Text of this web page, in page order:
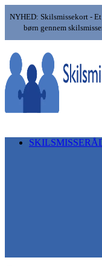
NYHED: Skilsmissekort -
børn gennem